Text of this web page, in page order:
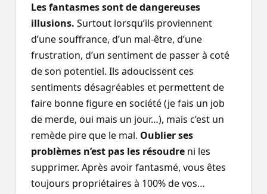
Les fantasmes sont de dangereuses
illusions. Surtout lorsqu’ils proviennent
d’une souffrance, d’un mal-être, d’une
frustration, d’un sentiment de passer à coté
de son potentiel. Ils adoucissent ces
sentiments désagréables et permettent de
faire bonne figure en société (je fais un job
de merde, oui mais un jour…), mais c’est un
remède pire que le mal. Oublier ses
problèmes n’est pas les résoudreni les
supprimer. Après avoir fantasmé, vous êtes
toujours propriétaires à 100% de vos…